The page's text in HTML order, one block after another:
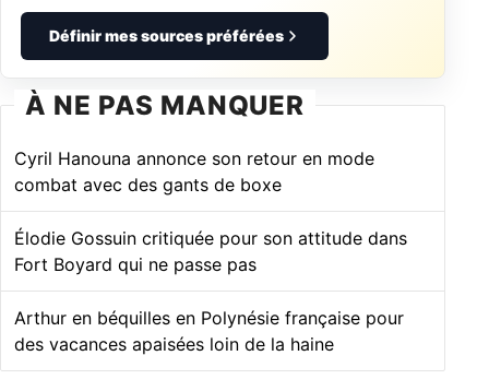
Définir mes sources préférées
À NE PAS MANQUER
Cyril Hanouna annonce son retour en mode
combat avec des gants de boxe
Élodie Gossuin critiquée pour son attitude dans
Fort Boyard qui ne passe pas
Arthur en béquilles en Polynésie française pour
des vacances apaisées loin de la haine